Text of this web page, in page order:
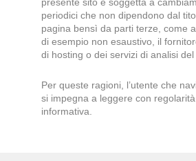
periodici che non dipendono dal
pagina bensì da parti terze, come
di esempio non esaustivo, il
di hosting o dei servizi di analisi del
Per queste ragioni, l’utente che
si impegna a leggere con
informativa.